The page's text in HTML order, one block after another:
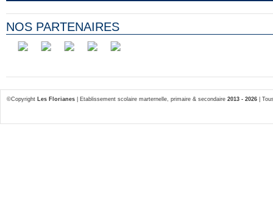
NOS PARTENAIRES
©Copyright Les Florianes | Etablissement scolaire marternelle, primaire & secondaire 2013 - 2026 |